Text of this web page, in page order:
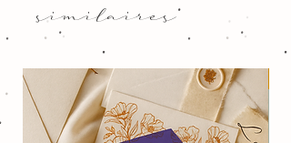
similaires